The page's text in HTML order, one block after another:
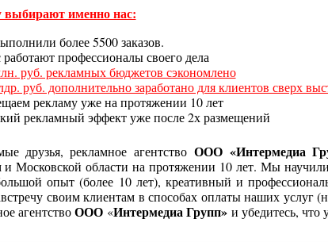
именно нас:
более 5500 заказов.
профессионалы своего дела
руб. рекламных бюджетов сэкономлено
руб. дополнительно заработано для клиентов сверх
рекламу уже на протяжении 10 лет
рекламный эффект уже после 2х размещений
друзья, рекламное агентствоООО «Интермедиа
Московской области на протяжении 10 лет. Мы
опыт (более 10 лет), креативный и
своим клиентам в способах оплаты наших услуг
агентствоООО«Интермедиа Групп» и убедитесь, что